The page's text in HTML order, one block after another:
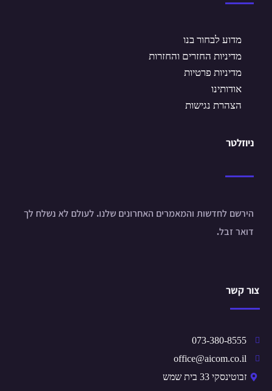
מדוע לבחור בנו
מדיניות החזרים והחזרות
מדיניות פרטיות
אודותינו
הצהרת נגישות
ניוזלטר
הירשם לחדשות והמאמרים האחרונים שלנו. לעולם לא נשלח לך
דואר זבל.
צור קשר
073-380-8555
office@aicom.co.il
זבוטינסקי 33 בית שמש